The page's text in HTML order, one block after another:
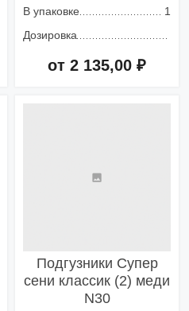
В упаковке
1
Дозировка
от 2 135,00 ₽
Подгузники Супер
сени классик (2) меди
N30